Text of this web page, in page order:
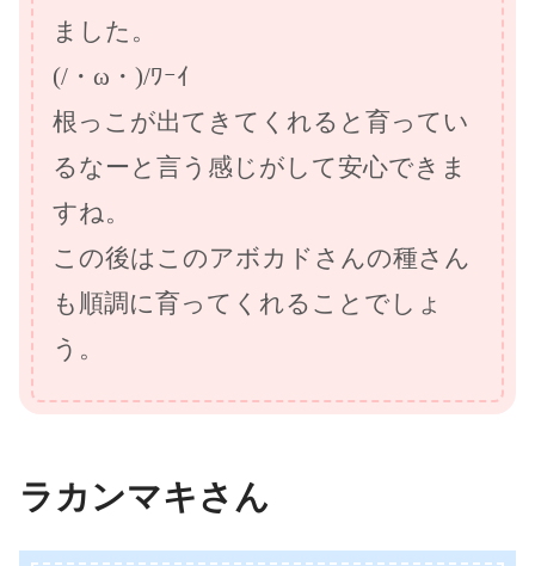
ました。
(/・ω・)/ﾜｰｲ
根っこが出てきてくれると育ってい
るなーと言う感じがして安心できま
すね。
この後はこのアボカドさんの種さん
も順調に育ってくれることでしょ
う。
ラカンマキさん